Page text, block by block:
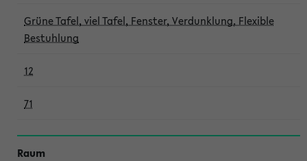
Grüne Tafel, viel Tafel, Fenster, Verdunklung, Flexible
Bestuhlung
12
71